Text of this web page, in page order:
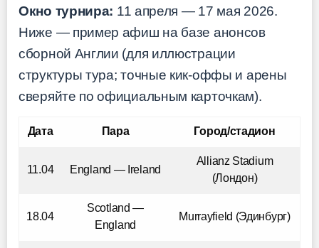
Окно турнира: 11 апреля — 17 мая 2026.
Ниже — пример афиш на базе анонсов
сборной Англии (для иллюстрации
структуры тура; точные кик-оффы и арены
сверяйте по официальным карточкам).
Дата Пара Город/стадион
11.04 England — Ireland
Allianz Stadium
(Лондон)
18.04
Scotland —
England
Murrayfield (Эдинбург)